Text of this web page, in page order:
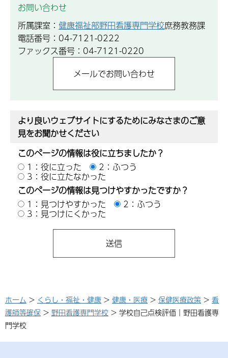
お問い合わせ
所属課室： 健康福祉部野田看護専門学校庶務教務課
電話番号：04-7121-0222
ファックス番号：04-7121-0220
より良いウェブサイトにするためにみなさまのご意
見をお聞かせください
このページの情報は役に立ちましたか？
1：役に立った
2：ふつう
3：役に立たなかった
このページの情報は見つけやすかったですか？
1：見つけやすかった
2：ふつう
3：見つけにくかった
ホーム > くらし・福祉・健康 > 健康・医療 > 保健医療政策 > 看
護師等確保 > 野田看護専門学校 > 学校自己点検評価｜野田看護専
門学校